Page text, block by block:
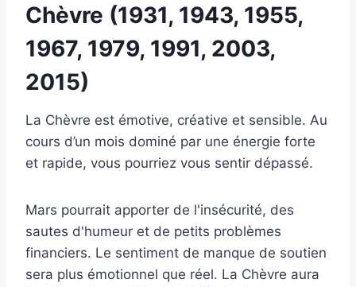
Chèvre (1931, 1943, 1955,
1967, 1979, 1991, 2003,
2015)
La Chèvre est émotive, créative et sensible. Au
cours d’un mois dominé par une énergie forte
et rapide, vous pourriez vous sentir dépassé.
Mars pourrait apporter de l'insécurité, des
sautes d'humeur et de petits problèmes
financiers. Le sentiment de manque de soutien
sera plus émotionnel que réel. La Chèvre aura